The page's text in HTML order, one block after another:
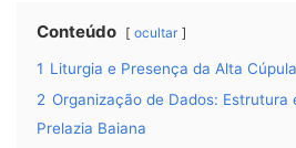
Conteúdo ocultar
1 Liturgia e Presença da Alta
2 Organização de Dados: Estrutura
Prelazia Baiana